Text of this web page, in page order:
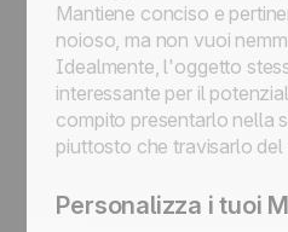
Mantiene conciso e
noioso, ma non vuoi
Idealmente, l'oggetto
interessante per il
compito presentarlo nella
piuttosto che travisarlo del
Personalizza i tuoi